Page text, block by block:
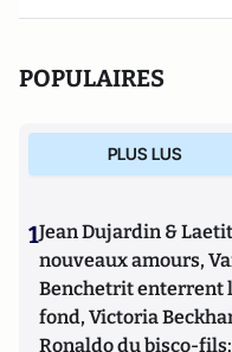
POPULAIRES
PLUS LUS
1Jean Dujardin &
nouveaux amours,
Benchetrit enterrent
fond, Victoria
Ronaldo du bisco-